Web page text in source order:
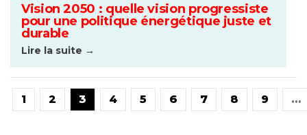
Vision 2050 : quelle vision progressiste
pour une politique énergétique juste et
durable
Lire la suite →
1 2 3 4 5 6 7 8 9 …